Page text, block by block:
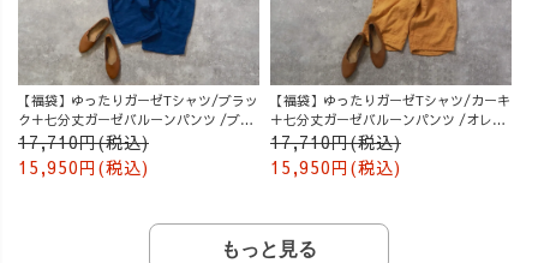
【福袋】ゆったりガーゼTシャツ/ブラッ
ク＋七分丈ガーゼバルーンパンツ /ブル
ー
17,710円(税込)
15,950円(税込)
【福袋】ゆったりガーゼTシャツ/カーキ
＋七分丈ガーゼバルーンパンツ /オレン
ジ
17,710円(税込)
15,950円(税込)
もっと見る